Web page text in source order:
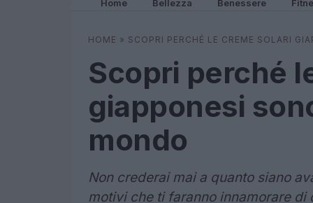
Home Bellezza Benessere
HOME » SCOPRI PERCHÉ LE CREME SOLARI
Scopri perché
giapponesi
mondo
Non crederai mai a quanto siano
motivi che ti faranno innamorare